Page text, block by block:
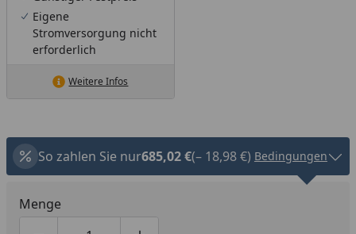
Eigene
Stromversorgung nicht
erforderlich
Weitere Infos
So zahlen Sie nur685,02 €(– 18,98 €) Bedingungen
Menge